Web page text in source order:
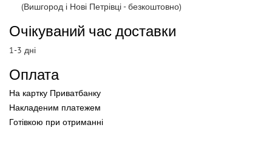
(Вишгород і Нові Петрівці - безкоштовно)
Очікуваний час доставки
1-3 дні
Оплата
На картку Приватбанку
Накладеним платежем
Готівкою при отриманні